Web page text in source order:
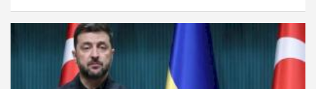
savunma anlaşması